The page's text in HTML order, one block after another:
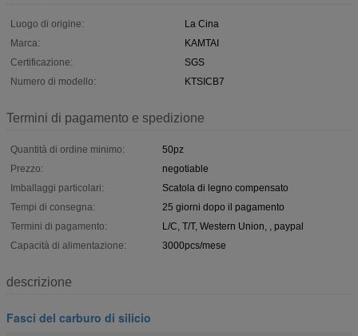
Luogo di origine:
La Cina
Marca:
KAMTAI
Certificazione:
SGS
Numero di modello:
KTSICB7
Termini di pagamento e spedizione
Quantità di ordine minimo:
50pz
Prezzo:
negotiable
Imballaggi particolari:
Scatola di legno compensato
Tempi di consegna:
25 giorni dopo il pagamento
Termini di pagamento:
L/C, T/T, Western Union, , paypal
Capacità di alimentazione:
3000pcs/mese
descrizione
Fasci del carburo di silicio